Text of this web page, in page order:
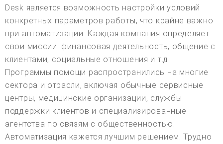
Desk является возможность настройки условий
конкретных параметров работы, что крайне важно
при автоматизации. Каждая компания определяет
свои миссии: финансовая деятельность, общение с
клиентами, социальные отношения и т.д.
Программы помощи распространились на многие
сектора и отрасли, включая обычные сервисные
центры, медицинские организации, службы
поддержки клиентов и специализированные
агентства по связям с общественностью.
Автоматизация кажется лучшим решением. Трудно